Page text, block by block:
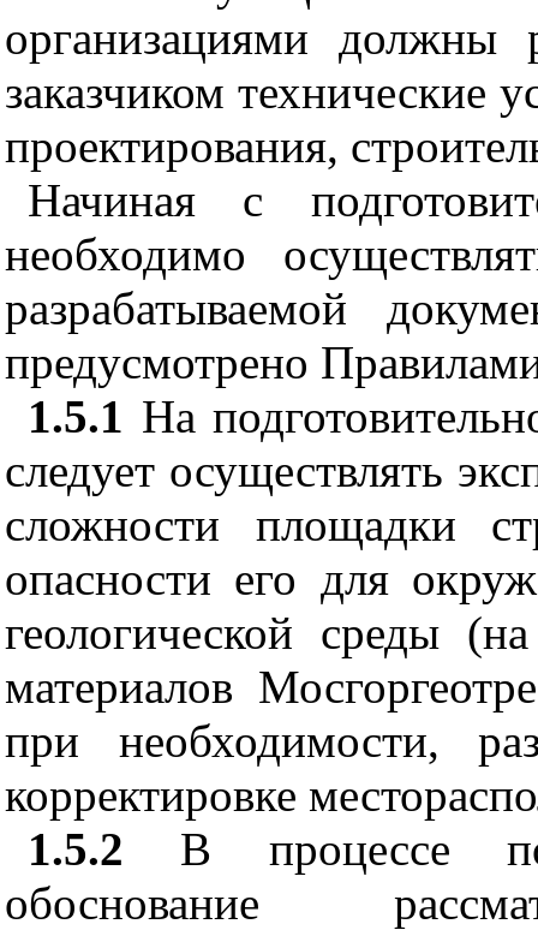
организациями должны
заказчиком технические
проектирования,
Начиная с
необходимо
разрабатываемой
предусмотрено
1.5.1 На
следует осуществлять
сложности площадки
опасности его для
геологической среды
материалов
при необходимости,
корректировке
1.5.2 В процессе
обоснование